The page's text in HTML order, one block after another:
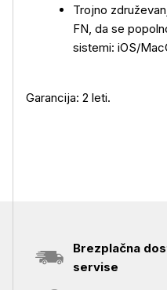
Trojno
FN, da se
sistemi: iOS/
Garancija: 2 leti.
Brezplačna
servise